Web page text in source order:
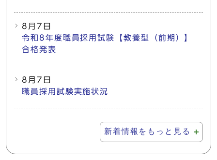
8月7日
令和8年度職員採用試験【教養型（前期）】
合格発表
8月7日
職員採用試験実施状況
新着情報をもっと見る